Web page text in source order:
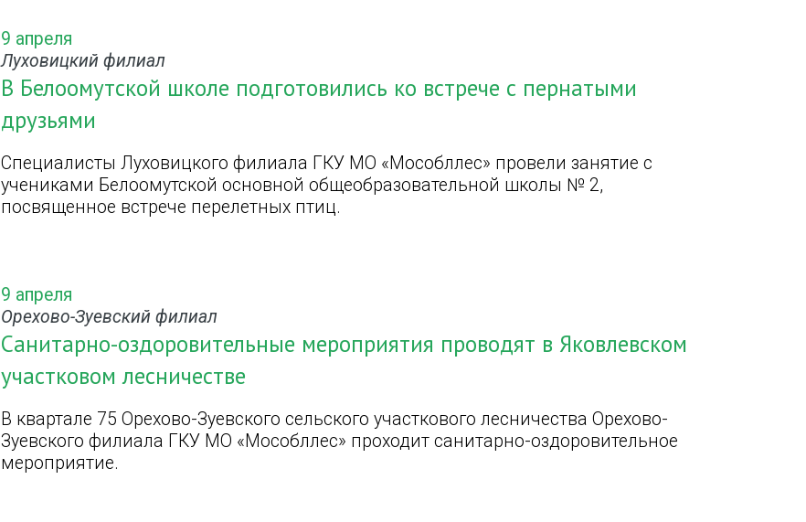
9 апреля
Луховицкий филиал
В Белоомутской школе подготовились ко встрече с пернатыми
друзьями
Специалисты Луховицкого филиала ГКУ МО «Мособллес» провели занятие с
учениками Белоомутской основной общеобразовательной школы № 2,
посвященное встрече перелетных птиц.
9 апреля
Орехово-Зуевский филиал
Санитарно-оздоровительные мероприятия проводят в Яковлевском
участковом лесничестве
В квартале 75 Орехово-Зуевского сельского участкового лесничества Орехово-
Зуевского филиала ГКУ МО «Мособллес» проходит санитарно-оздоровительное
мероприятие.